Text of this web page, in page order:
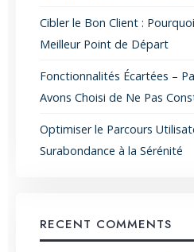
Cibler le Bon Client :
Meilleur Point de Départ
Fonctionnalités Écartées –
Avons Choisi de Ne Pas
Optimiser le Parcours
Surabondance à la Sérénité
RECENT COMMENTS